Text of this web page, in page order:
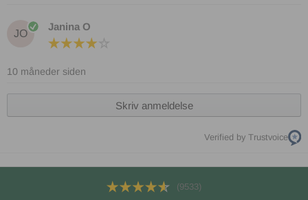
JO
Janina O
10 måneder siden
Skriv anmeldelse
Verified by Trustvoice
(9533)